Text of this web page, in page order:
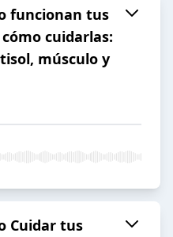
funcionan tus
cuidarlas:
músculo y
Cuidar tus